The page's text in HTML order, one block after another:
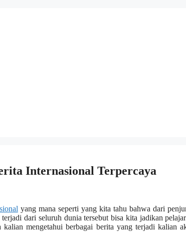
Internasional Terpercaya
yang mana seperti yang kita tahu bahwa dari
dari seluruh dunia tersebut bisa kita jadikan
mengetahui berbagai berita yang terjadi kalian